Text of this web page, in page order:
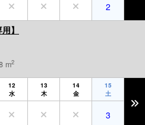
2
】
m2
12
水
13
木
14
金
15
土
3